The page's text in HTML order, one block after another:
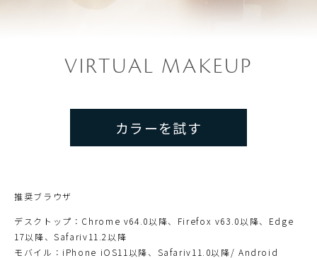
VIRTUAL MAKEUP
カラーを試す
推奨ブラウザ
デスクトップ：Chrome v64.0以降、Firefox v63.0以降、Edge
17以降、Safariv11.2以降
モバイル：iPhone iOS11以降、Safariv11.0以降/ Android